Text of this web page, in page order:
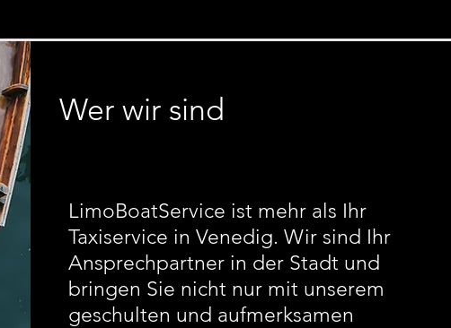
Wer wir sind
LimoBoatService ist mehr als Ihr
Taxiservice in Venedig. Wir sind Ihr
Ansprechpartner in der Stadt und
bringen Sie nicht nur mit unserem
geschulten und aufmerksamen